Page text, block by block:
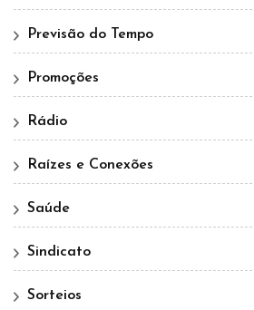
Previsão do Tempo
Promoções
Rádio
Raízes e Conexões
Saúde
Sindicato
Sorteios